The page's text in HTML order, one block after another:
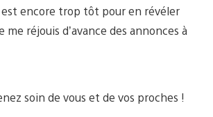
encore trop tôt pour en révéler
me réjouis d’avance des annonces à
soin de vous et de vos proches !